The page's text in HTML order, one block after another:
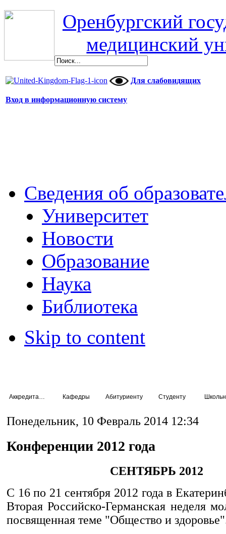
Оренбургский
медицинский
Для слабовидящих
Вход в информационную систему
Сведения об
Университет
Новости
Образование
Наука
Библиотека
Skip to content
Кафедры Абитуриенту Студенту
Понедельник, 10 Февраль 2014 12:34
Конференции 2012 года
СЕНТЯБРЬ 2012
С 16 по 21 сентября 2012 года в
Вторая Российско-Германская неделя
посвященная теме "Общество и